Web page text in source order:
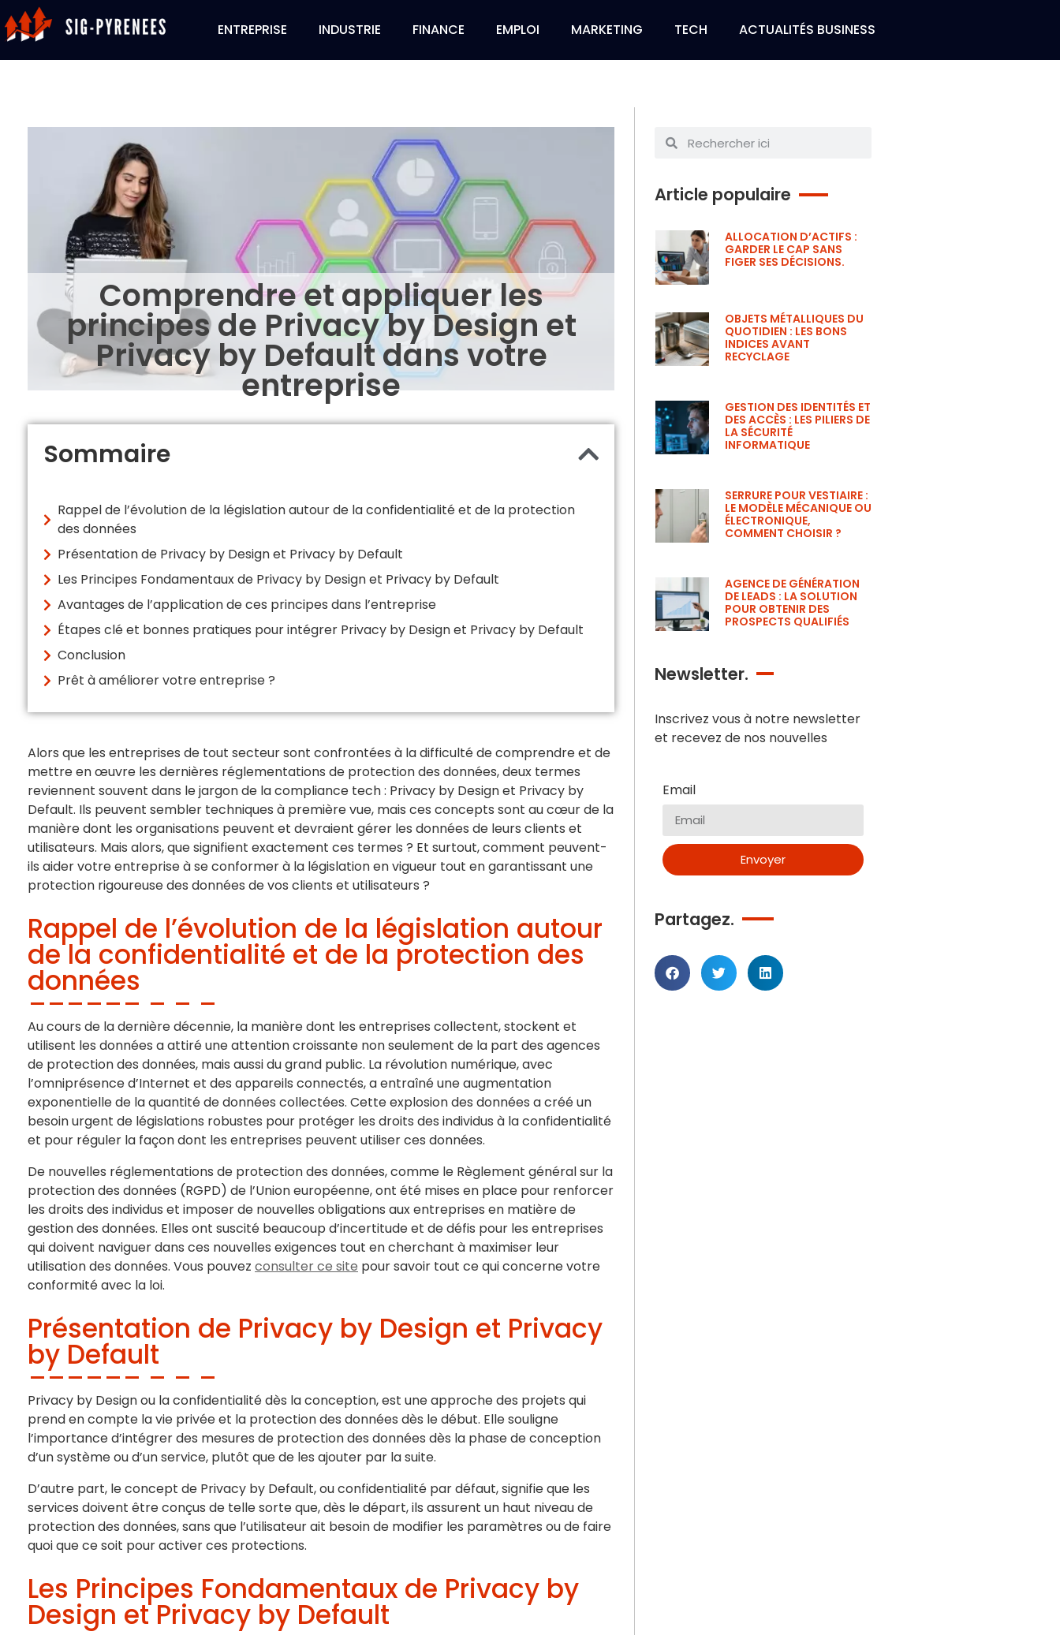
ENTREPRISE INDUSTRIE FINANCE EMPLOI MARKETING TECH ACTUALITÉS BUSINESS
Comprendre et appliquer les
principes de Privacy by Design et
Privacy by Default dans votre
entreprise
Sommaire
Rappel de l’évolution de la législation autour de la confidentialité et de la protection
des données
Présentation de Privacy by Design et Privacy by Default
Les Principes Fondamentaux de Privacy by Design et Privacy by Default
Avantages de l’application de ces principes dans l’entreprise
Étapes clé et bonnes pratiques pour intégrer Privacy by Design et Privacy by Default
Conclusion
Prêt à améliorer votre entreprise ?
Alors que les entreprises de tout secteur sont confrontées à la difficulté de comprendre et de
mettre en œuvre les dernières réglementations de protection des données, deux termes
reviennent souvent dans le jargon de la compliance tech : Privacy by Design et Privacy by
Default. Ils peuvent sembler techniques à première vue, mais ces concepts sont au cœur de la
manière dont les organisations peuvent et devraient gérer les données de leurs clients et
utilisateurs. Mais alors, que signifient exactement ces termes ? Et surtout, comment peuvent-
ils aider votre entreprise à se conformer à la législation en vigueur tout en garantissant une
protection rigoureuse des données de vos clients et utilisateurs ?
Rappel de l’évolution de la législation autour
de la confidentialité et de la protection des
données
Au cours de la dernière décennie, la manière dont les entreprises collectent, stockent et
utilisent les données a attiré une attention croissante non seulement de la part des agences
de protection des données, mais aussi du grand public. La révolution numérique, avec
l’omniprésence d’Internet et des appareils connectés, a entraîné une augmentation
exponentielle de la quantité de données collectées. Cette explosion des données a créé un
besoin urgent de législations robustes pour protéger les droits des individus à la confidentialité
et pour réguler la façon dont les entreprises peuvent utiliser ces données.
De nouvelles réglementations de protection des données, comme le Règlement général sur la
protection des données (RGPD) de l’Union européenne, ont été mises en place pour renforcer
les droits des individus et imposer de nouvelles obligations aux entreprises en matière de
gestion des données. Elles ont suscité beaucoup d’incertitude et de défis pour les entreprises
qui doivent naviguer dans ces nouvelles exigences tout en cherchant à maximiser leur
utilisation des données. Vous pouvez consulter ce site pour savoir tout ce qui concerne votre
conformité avec la loi.
Présentation de Privacy by Design et Privacy
by Default
Privacy by Design ou la confidentialité dès la conception, est une approche des projets qui
prend en compte la vie privée et la protection des données dès le début. Elle souligne
l’importance d’intégrer des mesures de protection des données dès la phase de conception
d’un système ou d’un service, plutôt que de les ajouter par la suite.
D’autre part, le concept de Privacy by Default, ou confidentialité par défaut, signifie que les
services doivent être conçus de telle sorte que, dès le départ, ils assurent un haut niveau de
protection des données, sans que l’utilisateur ait besoin de modifier les paramètres ou de faire
quoi que ce soit pour activer ces protections.
Les Principes Fondamentaux de Privacy by
Design et Privacy by Default
Article populaire
ALLOCATION D’ACTIFS :
GARDER LE CAP SANS
FIGER SES DÉCISIONS.
OBJETS MÉTALLIQUES DU
QUOTIDIEN : LES BONS
INDICES AVANT
RECYCLAGE
GESTION DES IDENTITÉS ET
DES ACCÈS : LES PILIERS DE
LA SÉCURITÉ
INFORMATIQUE
SERRURE POUR VESTIAIRE :
LE MODÈLE MÉCANIQUE OU
ÉLECTRONIQUE,
COMMENT CHOISIR ?
AGENCE DE GÉNÉRATION
DE LEADS : LA SOLUTION
POUR OBTENIR DES
PROSPECTS QUALIFIÉS
Newsletter.
Inscrivez vous à notre newsletter
et recevez de nos nouvelles
Email
Envoyer
Partagez.